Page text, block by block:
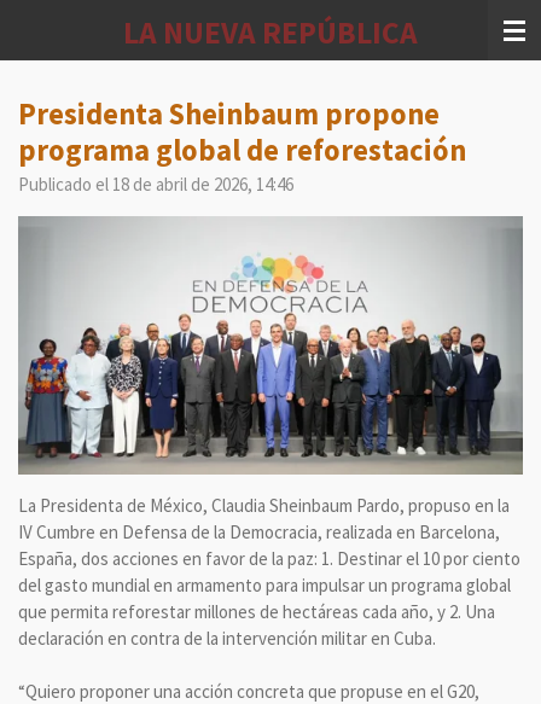
principal
LA NUEVA REPÚBLICA
Presidenta Sheinbaum propone
programa global de reforestación
Publicado el 18 de abril de 2026, 14:46
La Presidenta de México, Claudia Sheinbaum Pardo, propuso en la
IV Cumbre en Defensa de la Democracia, realizada en Barcelona,
España, dos acciones en favor de la paz: 1. Destinar el 10 por ciento
del gasto mundial en armamento para impulsar un programa global
que permita reforestar millones de hectáreas cada año, y 2. Una
declaración en contra de la intervención militar en Cuba.
“Quiero proponer una acción concreta que propuse en el G20,